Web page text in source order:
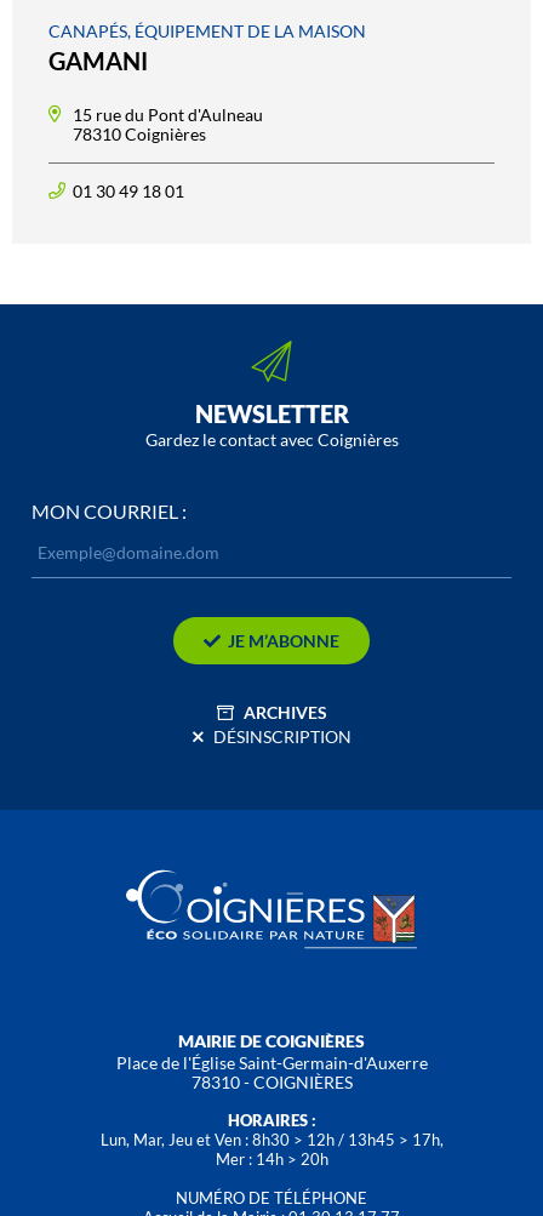
CANAPÉS, ÉQUIPEMENT DE LA MAISON
GAMANI
15 rue du Pont d'Aulneau
78310 Coignières
01 30 49 18 01
NEWSLETTER
Gardez le contact avec Coignières
MON COURRIEL :
JE M’ABONNE
ARCHIVES
DÉSINSCRIPTION
MAIRIE DE COIGNIÈRES
Place de l'Église Saint-Germain-d'Auxerre
78310 - COIGNIÈRES
HORAIRES :
Lun, Mar, Jeu et Ven : 8h30 > 12h / 13h45 > 17h,
Mer : 14h > 20h
NUMÉRO DE TÉLÉPHONE